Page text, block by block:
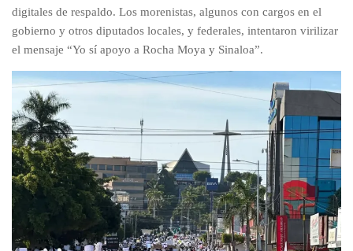
digitales de respaldo. Los morenistas, algunos con cargos en el
gobierno y otros diputados locales, y federales, intentaron virilizar
el mensaje “Yo sí apoyo a Rocha Moya y Sinaloa”.